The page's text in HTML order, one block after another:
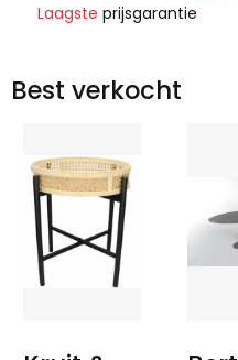
Laagste prijsgarantie
Best verkocht